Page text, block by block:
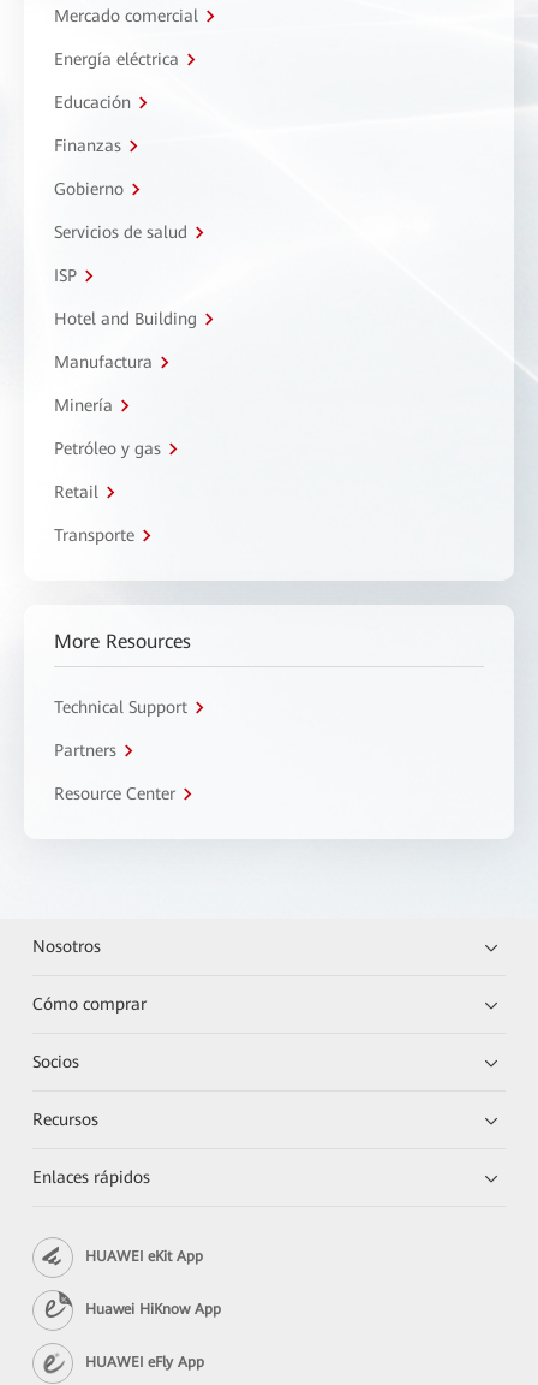
Mercado comercial
Energía eléctrica
Educación
Finanzas
Gobierno
Servicios de salud
ISP
Hotel and Building
Manufactura
Minería
Petróleo y gas
Retail
Transporte
More Resources
Technical Support
Partners
Resource Center
Nosotros
Cómo comprar
Socios
Recursos
Enlaces rápidos
HUAWEI eKit App
Huawei HiKnow App
HUAWEI eFly App